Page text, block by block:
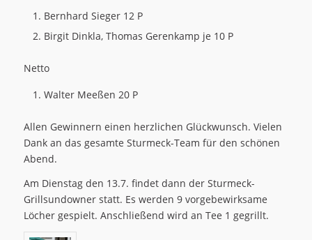
Bernhard Sieger 12 P
Birgit Dinkla, Thomas Gerenkamp je 10 P
Netto
Walter Meeßen 20 P
Allen Gewinnern einen herzlichen Glückwunsch. Vielen
Dank an das gesamte Sturmeck-Team für den schönen
Abend.
Am Dienstag den 13.7. findet dann der Sturmeck-
Grillsundowner statt. Es werden 9 vorgebewirksame
Löcher gespielt. Anschließend wird an Tee 1 gegrillt.